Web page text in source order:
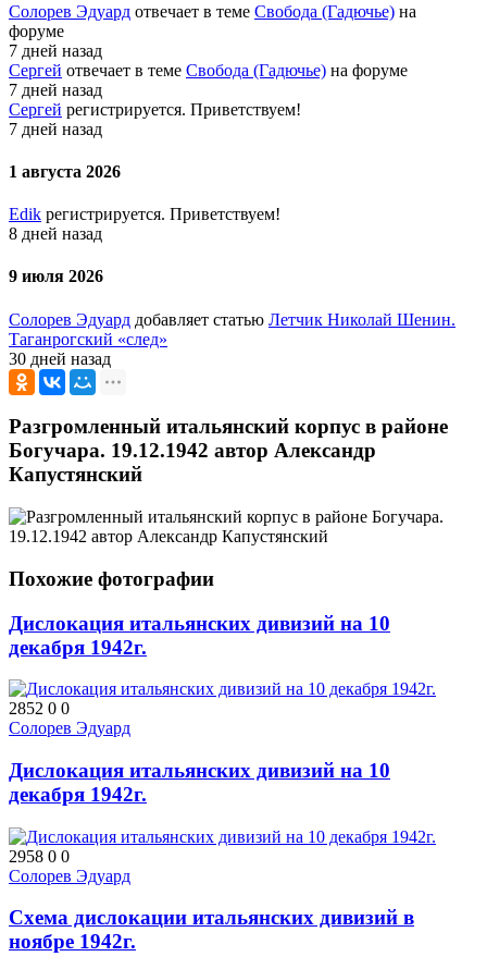
Солорев Эдуард отвечает в теме Свобода (Гадючье) на
форуме
7 дней назад
Сергей отвечает в теме Свобода (Гадючье) на форуме
7 дней назад
Сергей регистрируется. Приветствуем!
7 дней назад
1 августа 2026
Edik регистрируется. Приветствуем!
8 дней назад
9 июля 2026
Солорев Эдуард добавляет статью Летчик Николай Шенин.
Таганрогский «след»
30 дней назад
Разгромленный итальянский корпус в районе
Богучара. 19.12.1942 автор Александр
Капустянский
Похожие фотографии
Дислокация итальянских дивизий на 10
декабря 1942г.
2852 0 0
Солорев Эдуард
Дислокация итальянских дивизий на 10
декабря 1942г.
2958 0 0
Солорев Эдуард
Схема дислокации итальянских дивизий в
ноябре 1942г.